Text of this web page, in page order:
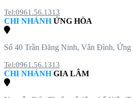
Tel:0961.56.1313
CHI NHÁNHỨNG HÒA
Số 40 Trần Đăng Ninh, Vân Đình, Ứng
Tel:0961.56.1313
CHI NHÁNHGIA LÂM